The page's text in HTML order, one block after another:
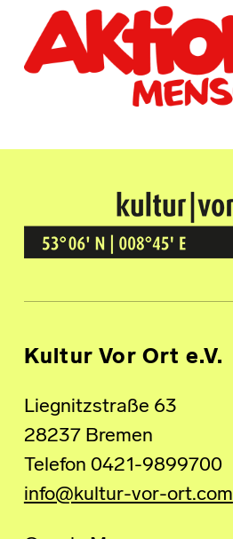
Kultur Vor Ort
BREMEN GRÖPELINGEN
Kultur Vor Ort e.V.
Liegnitzstraße 63
28237 Bremen
Telefon 0421-9899700
info@kultur-vor-ort.com